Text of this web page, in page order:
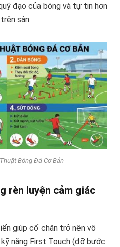
đạo của bóng và tự tin hơn
sân.
Bóng Đá Cơ Bản
rèn luyện cảm giác
giúp cổ chân trở nên vô
năng First Touch (đỡ bước